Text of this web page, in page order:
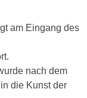
am Eingang des
nach dem
die Kunst der